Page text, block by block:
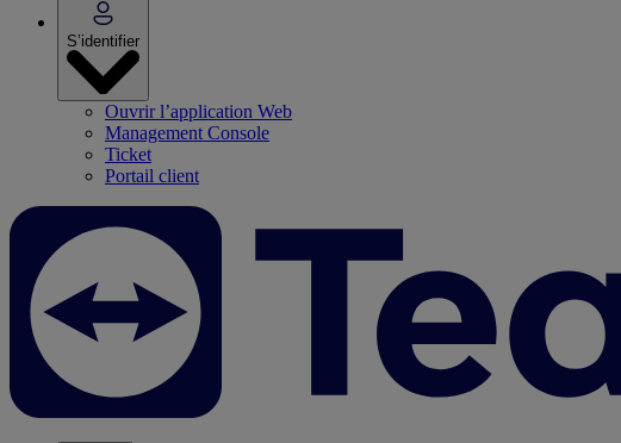
S’identifier
Ouvrir l’application Web
Management Console
Ticket
Portail client